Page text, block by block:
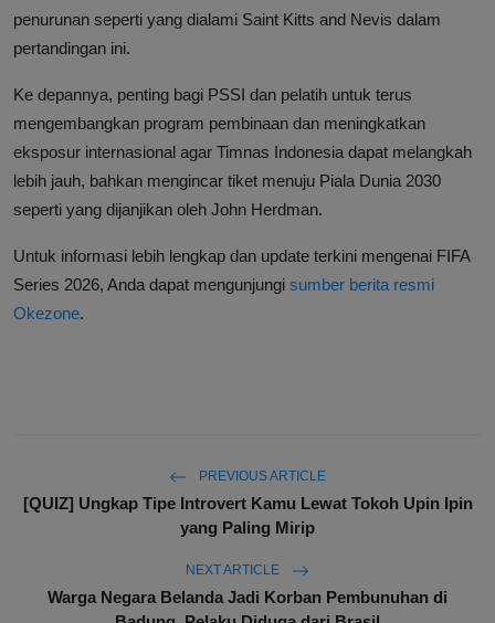
penurunan seperti yang dialami Saint Kitts and Nevis dalam
pertandingan ini.
Ke depannya, penting bagi PSSI dan pelatih untuk terus
mengembangkan program pembinaan dan meningkatkan
eksposur internasional agar Timnas Indonesia dapat melangkah
lebih jauh, bahkan mengincar tiket menuju Piala Dunia 2030
seperti yang dijanjikan oleh John Herdman.
Untuk informasi lebih lengkap dan update terkini mengenai FIFA
Series 2026, Anda dapat mengunjungi sumber berita resmi
Okezone.
PREVIOUS ARTICLE
[QUIZ] Ungkap Tipe Introvert Kamu Lewat Tokoh Upin Ipin
yang Paling Mirip
NEXT ARTICLE
Warga Negara Belanda Jadi Korban Pembunuhan di